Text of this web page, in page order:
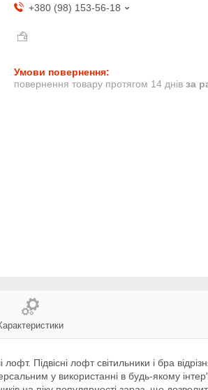
+380 (98) 153-56-18
повернення товару протягом 14 днів за
Підвісні лофт світильники і бра
у використанні в будь-якому